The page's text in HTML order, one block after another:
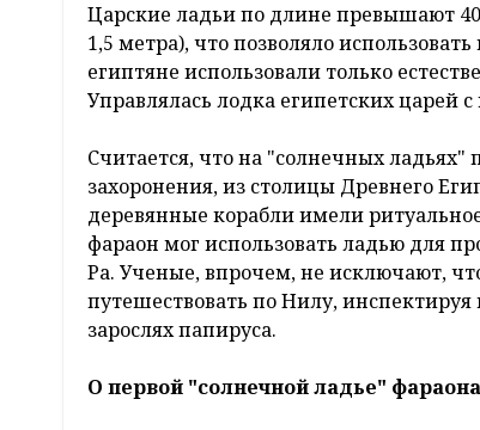
Царские ладьи по длине превышают
1,5 метра), что позволяло
египтяне использовали только
Управлялась лодка египетских царей
Считается, что на "солнечных
захоронения, из столицы Древнего
деревянные корабли имели
фараон мог использовать ладью для
Ра. Ученые, впрочем, не исключают,
путешествовать по Нилу,
зарослях папируса.
О первой "солнечной ладье" фараона